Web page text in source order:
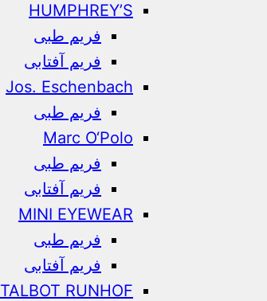
HUMPHREY’S
فریم طبی
فریم آفتابی
Jos. Eschenbach
فریم طبی
Marc O‘Polo
فریم طبی
فریم آفتابی
MINI EYEWEAR
فریم طبی
فریم آفتابی
TALBOT RUNHOF